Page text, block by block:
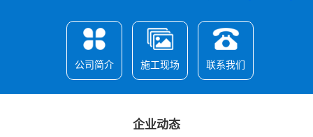
公司简介 施工现场 联系我们
企业动态